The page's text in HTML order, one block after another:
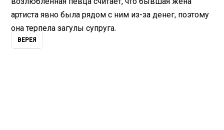
артиста явно была рядом с ним из-за денег, поэтому
она терпела загулы супруга.
ВЕРЕЯ